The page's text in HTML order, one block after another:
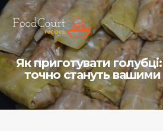
Як приготувати голубці:
точно стануть